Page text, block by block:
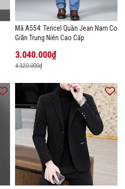
Mã A554: Tencel Quần Jean Nam Co
Giãn Trung Niên Cao Cấp
3.040.000₫
4.320.000₫